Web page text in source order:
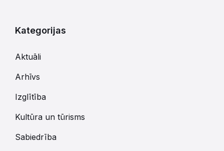
Kategorijas
Aktuāli
Arhīvs
Izglītība
Kultūra un tūrisms
Sabiedrība